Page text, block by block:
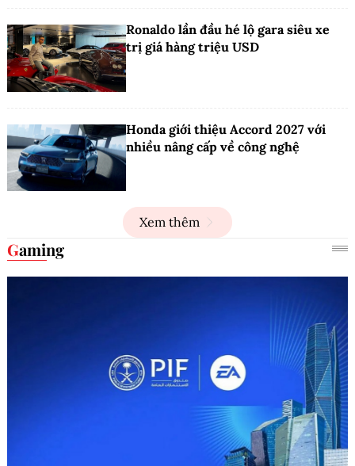
Ronaldo lần đầu hé lộ gara siêu xe
trị giá hàng triệu USD
Honda giới thiệu Accord 2027 với
nhiều nâng cấp về công nghệ
Xem thêm
Gaming